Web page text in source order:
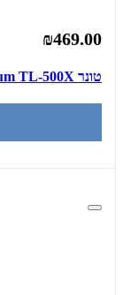
₪469.00
טונר Pantum TL-500X מקורי